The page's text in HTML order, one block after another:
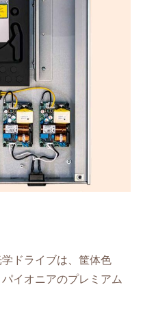
ドライブは、筐体色
イオニアのプレミアム